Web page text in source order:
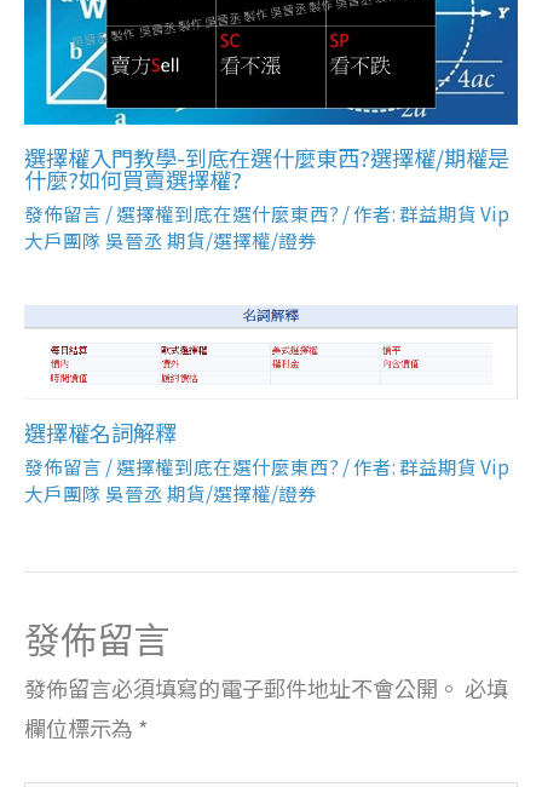
選擇權入門教學-到底在選什麼東西?選擇權/期權是
什麼?如何買賣選擇權?
發佈留言 /選擇權到底在選什麼東西? / 作者:群益期貨 Vip
大戶團隊 吳晉丞 期貨/選擇權/證券
選擇權名詞解釋
發佈留言 /選擇權到底在選什麼東西? / 作者:群益期貨 Vip
大戶團隊 吳晉丞 期貨/選擇權/證券
發佈留言
發佈留言必須填寫的電子郵件地址不會公開。 必填
欄位標示為 *